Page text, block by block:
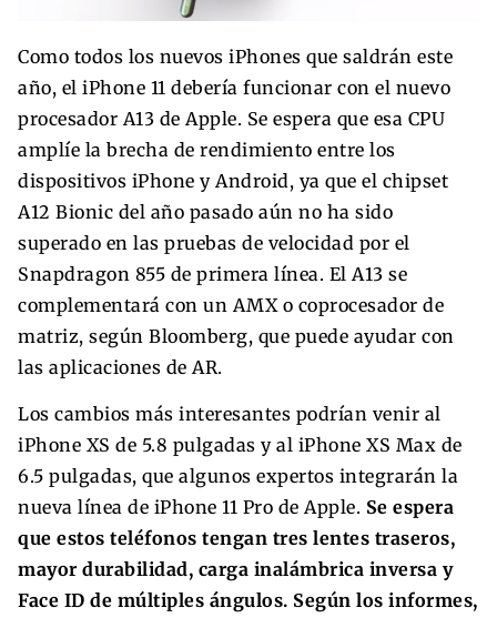
Como todos los nuevos iPhones que saldrán este
año, el iPhone 11 debería funcionar con el nuevo
procesador A13 de Apple. Se espera que esa CPU
amplíe la brecha de rendimiento entre los
dispositivos iPhone y Android, ya que el chipset
A12 Bionic del año pasado aún no ha sido
superado en las pruebas de velocidad por el
Snapdragon 855 de primera línea. El A13 se
complementará con un AMX o coprocesador de
matriz, según Bloomberg, que puede ayudar con
las aplicaciones de AR.
Los cambios más interesantes podrían venir al
iPhone XS de 5.8 pulgadas y al iPhone XS Max de
6.5 pulgadas, que algunos expertos integrarán la
nueva línea de iPhone 11 Pro de Apple. Se espera
que estos teléfonos tengan tres lentes traseros,
mayor durabilidad, carga inalámbrica inversa y
Face ID de múltiples ángulos. Según los informes,